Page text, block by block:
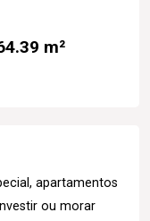
m²
apartamentos
ou morar